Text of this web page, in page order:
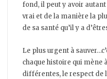
fond, il peut y avoir autant
vrai et de la manière la
de sa santé qu’il y a
Le plus urgent à
chaque histoire qui mène
différentes, le respect de